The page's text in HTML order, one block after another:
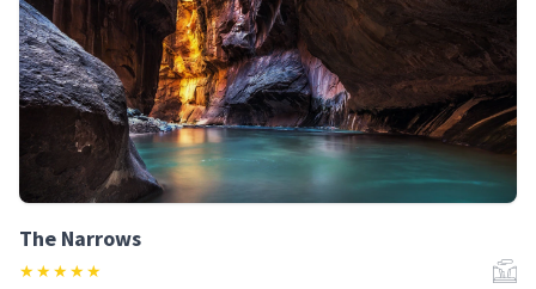
The Narrows
★★★★★